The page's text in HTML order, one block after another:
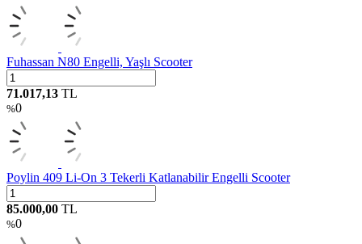
Fuhassan N80 Engelli, Yaşlı Scooter
71.017,13 TL
%0
Poylin 409 Li-On 3 Tekerli Katlanabilir Engelli Scooter
85.000,00 TL
%0